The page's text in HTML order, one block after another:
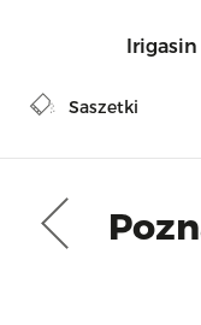
Saszetki